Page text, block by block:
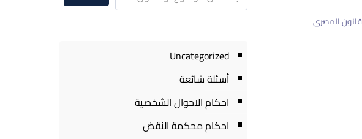
المصرى
Uncategorized
أسئلة شائعة
احكام الاحوال الشخصية
احكام محكمة النقض